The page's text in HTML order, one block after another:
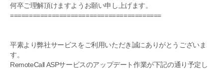
何卒ご理解頂けますようお願い申し上げます。
========================================
平素より弊社サービスをご利用いただき誠にありがとうございま
す。
RemoteCall ASPサービスのアップデート作業が下記の通り予定し